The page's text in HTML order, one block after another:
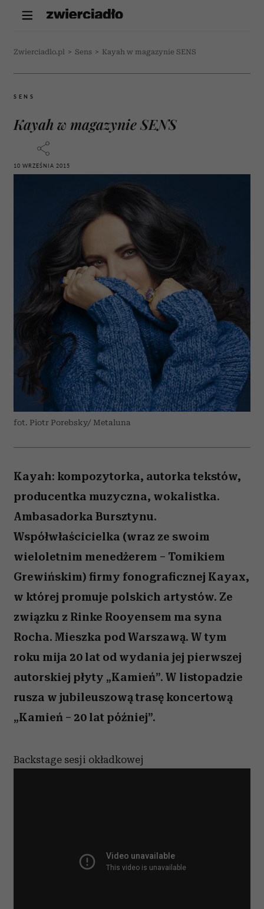
Zwierciadlo.pl > Sens > Kayah w magazynie SENS
SENS
Kayah w magazynie SENS
10 WRZEŚNIA 2015
fot. Piotr Porebsky/ Metaluna
Kayah: kompozytorka, autorka tekstów,
producentka muzyczna, wokalistka.
Ambasadorka Bursztynu.
Współwłaścicielka (wraz ze swoim
wieloletnim menedżerem – Tomikiem
Grewińskim) firmy fonograficznej Kayax,
w której promuje polskich artystów. Ze
związku z Rinke Rooyensem ma syna
Rocha. Mieszka pod Warszawą. W tym
roku mija 20 lat od wydania jej pierwszej
autorskiej płyty „Kamień”. W listopadzie
rusza w jubileuszową trasę koncertową
„Kamień – 20 lat później”.
Backstage sesji okładkowej